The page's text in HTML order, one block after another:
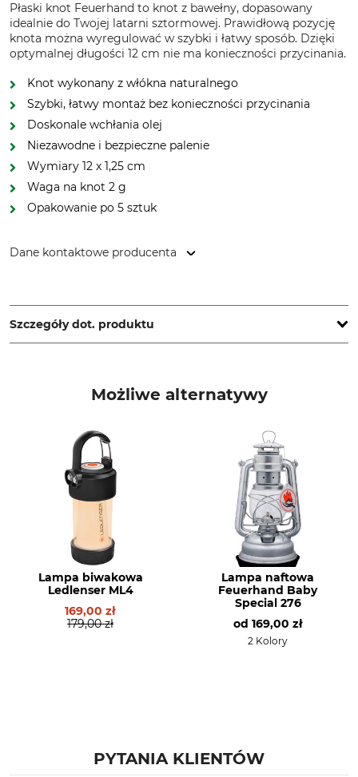
Płaski knot Feuerhand to knot z bawełny, dopasowany
idealnie do Twojej latarni sztormowej. Prawidłową pozycję
knota można wyregulować w szybki i łatwy sposób. Dzięki
optymalnej długości 12 cm nie ma konieczności przycinania.
Knot wykonany z włókna naturalnego
Szybki, łatwy montaż bez konieczności przycinania
Doskonale wchłania olej
Niezawodne i bezpieczne palenie
Wymiary 12 x 1,25 cm
Waga na knot 2 g
Opakowanie po 5 sztuk
Dane kontaktowe producenta
Germany, www.feuerhand.de
Szczegóły dot. produktu
5 sztuk do latarni sztormowej
Made in Türkiye
Możliwe alternatywy
Lampa biwakowa
Ledlenser ML4
169,00 zł
179,00 zł
Lampa naftowa
Feuerhand Baby
Special 276
od 169,00 zł
2 Kolory
PYTANIA KLIENTÓW